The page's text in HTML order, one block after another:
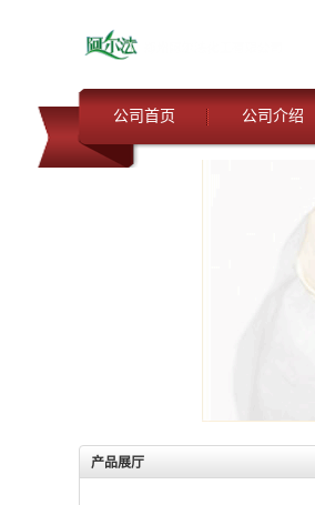
公司首页 公司介绍
产品展厅